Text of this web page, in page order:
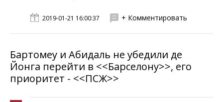
2019-01-21 16:00:37 + Комментировать
Бартомеу и Абидаль не убедили де
Йонга перейти в <<Барселону>>, его
приоритет - <<ПСЖ>>